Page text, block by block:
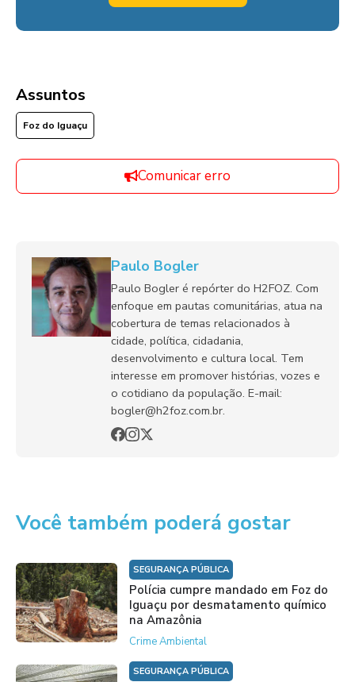
Assuntos
Foz do Iguaçu
Comunicar erro
Paulo Bogler
Paulo Bogler é repórter do H2FOZ. Com
enfoque em pautas comunitárias, atua na
cobertura de temas relacionados à
cidade, política, cidadania,
desenvolvimento e cultura local. Tem
interesse em promover histórias, vozes e
o cotidiano da população. E-mail:
bogler@h2foz.com.br.
Você também poderá gostar
SEGURANÇA PÚBLICA
Polícia cumpre mandado em Foz do
Iguaçu por desmatamento químico
na Amazônia
Crime Ambiental
SEGURANÇA PÚBLICA